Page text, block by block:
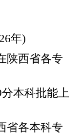
年)
陕西省各专
本科批能上
省各本科专